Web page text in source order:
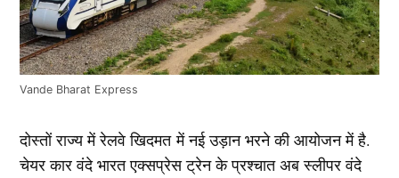
Vande Bharat Express
दोस्तों राज्य में रेलवे खिदमत में नई उड़ान भरने की आयोजन में है.
चेयर कार वंदे भारत एक्सप्रेस ट्रेन के प्रश्चात अब स्लीपर वंदे